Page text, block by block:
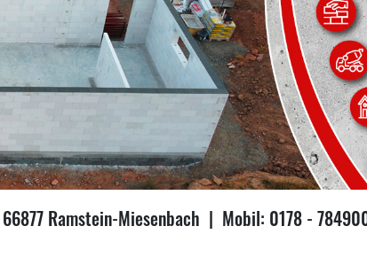
Ramstein-Miesenbach | Mobil: 0178 -